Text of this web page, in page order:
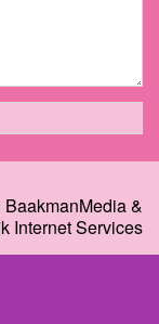
BaakmanMedia&
Internet Services